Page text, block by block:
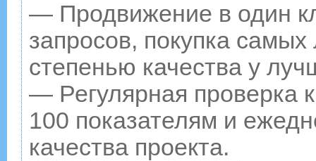
— Продвижение в один
запросов, покупка
степенью качества у
— Регулярная проверка
100 показателям и
качества проекта.